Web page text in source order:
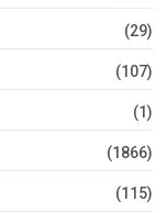
(29)
(107)
(1)
(1866)
(115)